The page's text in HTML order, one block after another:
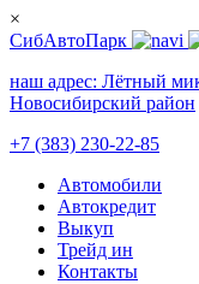
×
СибАвтоПарк
наш адрес: Лётный
Новосибирский район
+7 (383) 230-22-85
Автомобили
Автокредит
Выкуп
Трейд ин
Контакты